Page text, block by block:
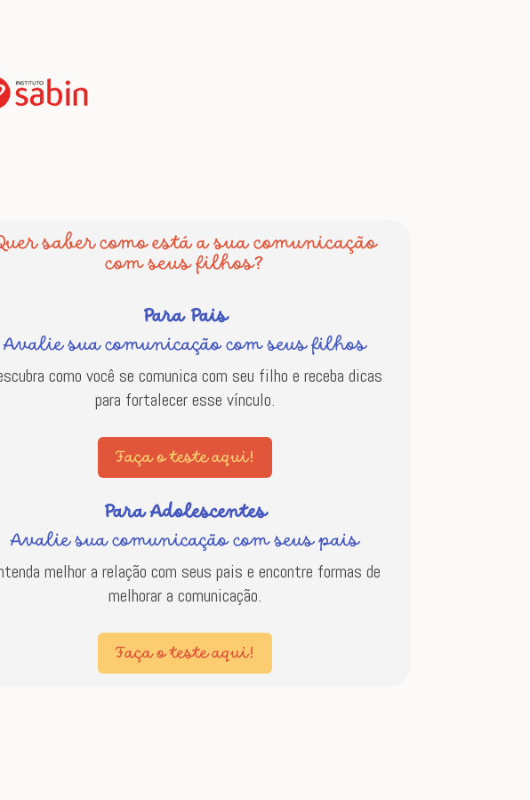
saber como está a sua comunicação
com seus filhos?
Para Pais
Avalie sua comunicação com seus filhos
como você se comunica com seu filho e receba dicas
para fortalecer esse vínculo.
Faça o teste aqui!
Para Adolescentes
Avalie sua comunicação com seus pais
melhor a relação com seus pais e encontre formas de
melhorar a comunicação.
Faça o teste aqui!